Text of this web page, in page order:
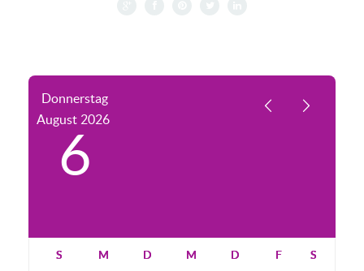
Donnerstag
August 2026
6
S M D M D F S